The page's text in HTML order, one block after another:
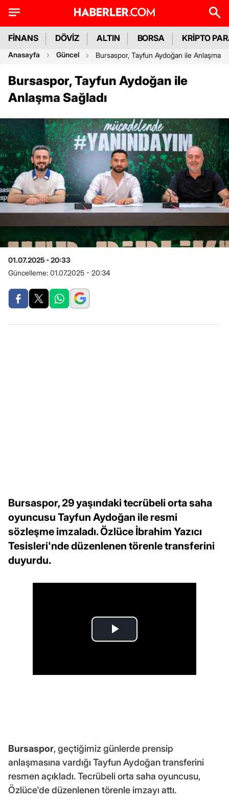
FİNANS DÖVİZ ALTIN BORSA KRİPTO
Anasayfa Güncel Bursaspor, Tayfun Aydoğan ile Anlaşma
Bursaspor, Tayfun Aydoğan ile
Anlaşma Sağladı
01.07.2025 - 20:33
Güncelleme: 01.07.2025 - 20:34
Bursaspor, 29 yaşındaki tecrübeli orta saha
oyuncusu Tayfun Aydoğan ile resmi
sözleşme imzaladı. Özlüce İbrahim Yazıcı
Tesisleri'nde düzenlenen törenle transferini
duyurdu.
Bursaspor, geçtiğimiz günlerde prensip
anlaşmasına vardığı Tayfun Aydoğan transferini
resmen açıkladı. Tecrübeli orta saha oyuncusu,
Özlüce'de düzenlenen törenle imzayı attı.